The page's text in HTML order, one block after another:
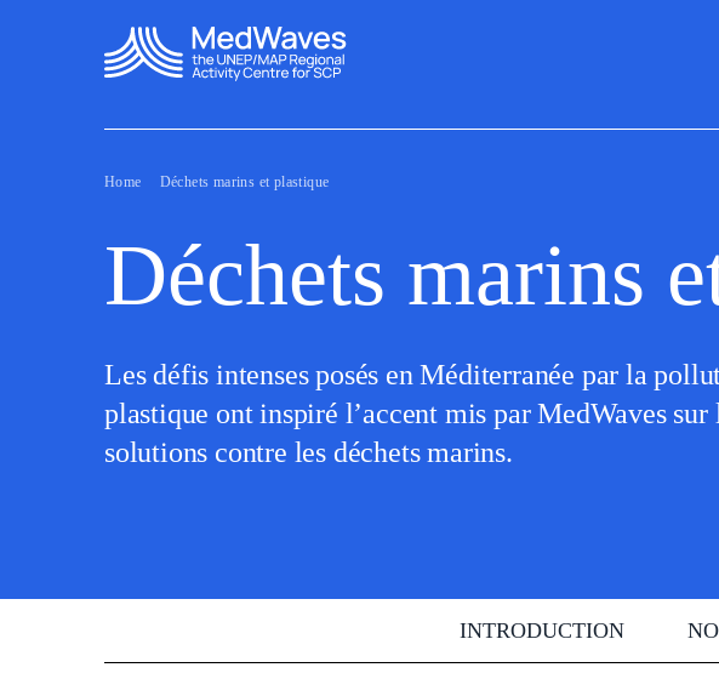
Home Déchets marins et plastique
Déchets marins
Les défis intenses posés en Méditerranée par la
plastique ont inspiré l’accent mis par MedWaves sur
solutions contre les déchets marins.
INTRODUCTION